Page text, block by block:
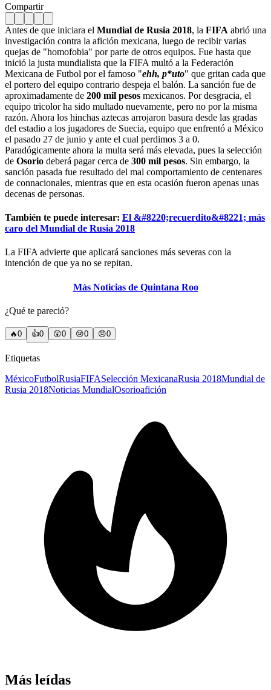
Compartir
Antes de que iniciara el Mundial de Rusia 2018, la FIFA abrió una
investigación contra la afición mexicana, luego de recibir varias
quejas de "homofobia" por parte de otros equipos. Fue hasta que
inició la justa mundialista que la FIFA multó a la Federación
Mexicana de Futbol por el famoso "ehh, p*uto" que gritan cada que
el portero del equipo contrario despeja el balón. La sanción fue de
aproximadamente de 200 mil pesos mexicanos. Por desgracia, el
equipo tricolor ha sido multado nuevamente, pero no por la misma
razón. Ahora los hinchas aztecas arrojaron basura desde las gradas
del estadio a los jugadores de Suecia, equipo que enfrentó a México
el pasado 27 de junio y ante el cual perdimos 3 a 0.
Paradógicamente ahora la multa será más elevada, pues la selección
de Osorio deberá pagar cerca de 300 mil pesos. Sin embargo, la
sanción pasada fue resultado del mal comportamiento de centenares
de connacionales, mientras que en esta ocasión fueron apenas unas
decenas de personas.
También te puede interesar: El &#8220;recuerdito&#8221; más
caro del Mundial de Rusia 2018
La FIFA advierte que aplicará sanciones más severas con la
intención de que ya no se repitan.
Más Noticias de Quintana Roo
¿Qué te pareció?
🔥0 👍0 😲0 😢0 😠0
Etiquetas
MéxicoFutbolRusiaFIFASelección MexicanaRusia 2018Mundial de
Rusia 2018Noticias MundialOsorioafición
Más leídas